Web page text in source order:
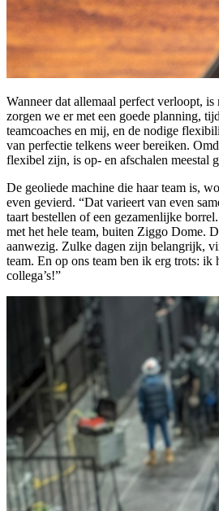
Wanneer dat allemaal perfect verloopt,
zorgen we er met een goede planning,
teamcoaches en mij, en de nodige
van perfectie telkens weer bereiken.
flexibel zijn, is op- en afschalen meestal
De geoliede machine die haar team is,
even gevierd. “Dat varieert van even
taart bestellen of een gezamenlijke
met het hele team, buiten Ziggo Dome.
aanwezig. Zulke dagen zijn belangrijk,
team. En op ons team ben ik erg trots: ik
collega’s!”